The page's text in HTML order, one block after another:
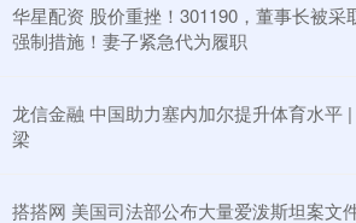
华星配资 股价重挫！301190，董事长被采
强制措施！妻子紧急代为履职
龙信金融 中国助力塞内加尔提升体育水平
梁
搭搭网 美国司法部公布大量爱泼斯坦案文